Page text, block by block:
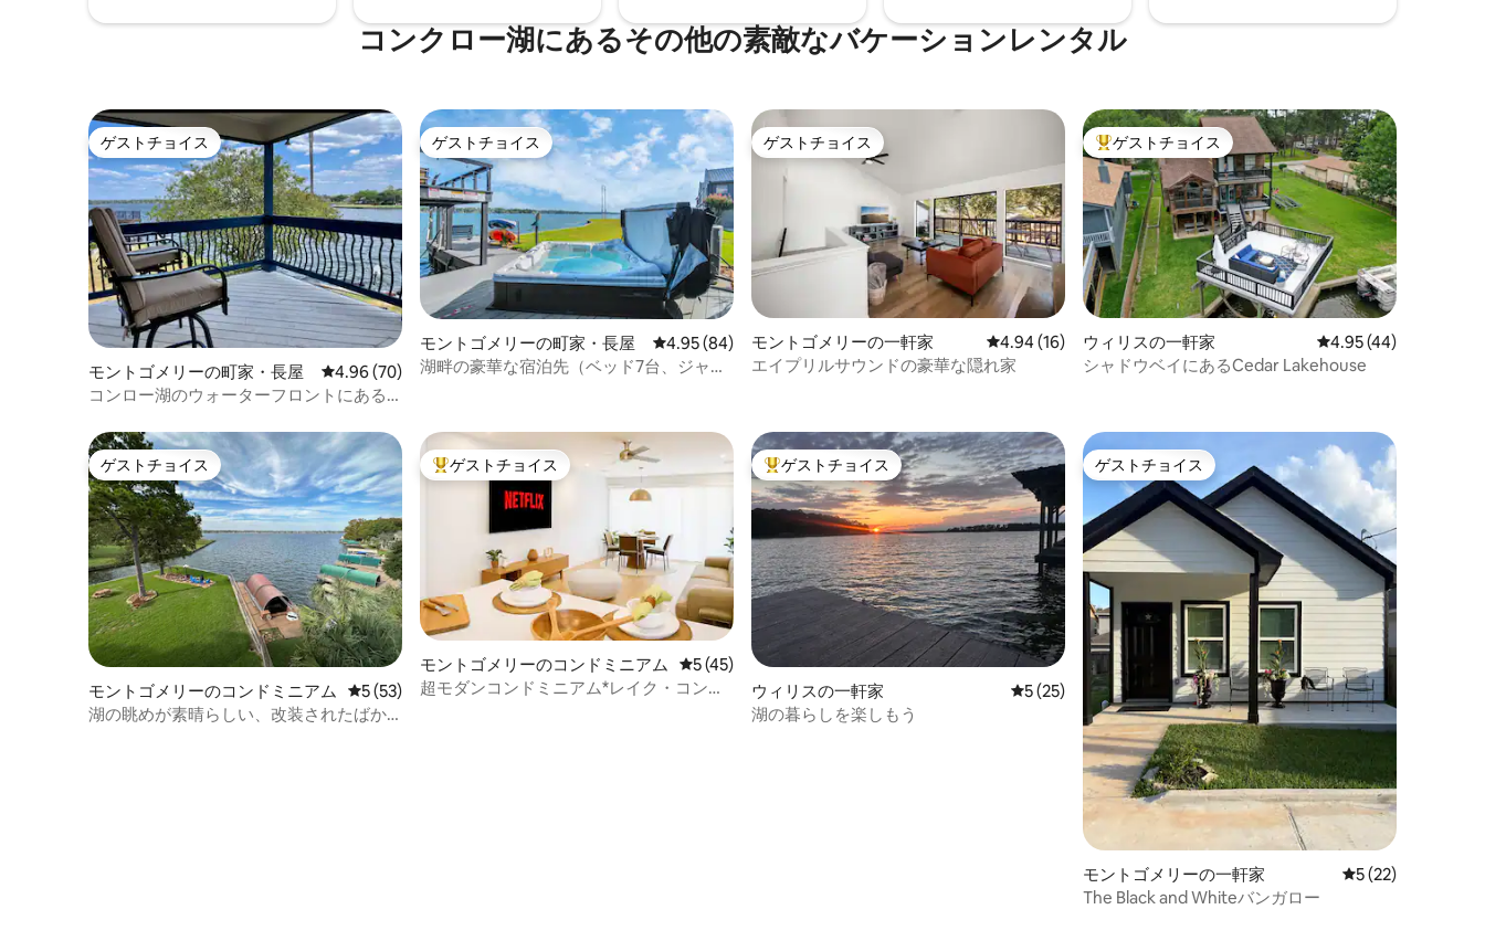
マンスと楽しみを味わえます！思い出に
残る素敵な宿泊先で、自然とのつながり
を取り戻しましょう。
か？お問い合わせください。
コンクロー湖にあるその他の素敵なバケーションレンタル
ゲストチョイス
ゲストチョイス
モントゴメリーの町家・長屋 レビュー70件、5つ星中4.96つ星の平均評価
4.96 (70)
コンロー湖のウォーターフロントにある
ゲストチョイス
ゲストチョイス
モントゴメリーの町家・長屋 レビュー84件、5つ星中4.95つ星の平均評価
4.95 (84)
湖畔の豪華な宿泊先（ベッド7台、ジャグ
ゲストチョイス
ゲストチョイス
モントゴメリーの一軒家 レビュー16件、5つ星中4.94つ星の平均評価
4.94 (16)
エイプリルサウンドの豪華な隠れ家
大好評のゲストチョイスです。
ゲストチョイス
ウィリスの一軒家 レビュー44件、5つ
4.95 (44)
シャドウベイにあるCedar Lakehouse
ゲストチョイス
ゲストチョイス
モントゴメリーのコンドミニアム レビュー53件、5つ星中5つ星の平均評価
5 (53)
湖の眺めが素晴らしい、改装されたばか
大好評のゲストチョイスです。
ゲストチョイス
モントゴメリーのコンドミニアム レビュー45件、5つ星中5つ星の平均評価
5 (45)
超モダンコンドミニアム*レイク・コンロ
大好評のゲストチョイスです。
ゲストチョイス
ウィリスの一軒家 レビュー25件、5つ星中5つ星の平均評価
5 (25)
湖の暮らしを楽しもう
ゲストチョイス
ゲストチョイス
モントゴメリーの一軒家 レビュー22件、5
5 (22)
The Black and Whiteバンガロー